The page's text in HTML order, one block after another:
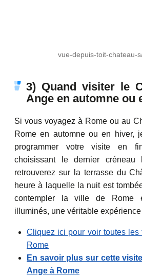
vue-depuis-toit-chateau-
3) Quand visiter le
Ange en automne ou
Si vous voyagez à Rome ou au
Rome en automne ou en hiver,
programmer votre visite en
choisissant le dernier créneau
retrouverez sur la terrasse du
heure à laquelle la nuit est
contempler la ville de Rome
illuminés, une véritable
Cliquez ici pour voir toutes les
Rome
En savoir plus sur cette
Ange à Rome